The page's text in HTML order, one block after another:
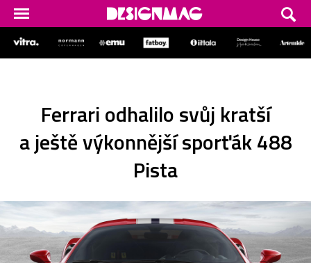
Ferrari odhalilo svůj kratší
a ještě výkonnější sporťák 488
Pista